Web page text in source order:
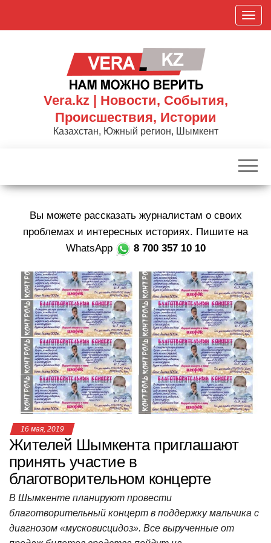
П
о
к
р
в
и
г
а
ц
и
ю
Vera.kz | Новости, События,
Происшествия, Истории
Казахстан, Южный регион, Шымкент
Вы можете рассказать журналистам о своих
проблемах и интересных историях. Пишите на
WhatsApp
8 700 357 10 10
16 мая, 2019
Жителей Шымкента приглашают
принять участие в
благотворительном концерте
В Шымкенте планируют провести
благотворительный концерт в поддержку мальчика с
диагнозом «мусковисцидоз». Все вырученные от